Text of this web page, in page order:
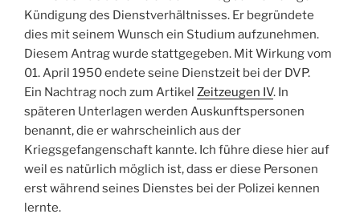
Kündigung des Dienstverhältnisses. Er begründete
dies mit seinem Wunsch ein Studium aufzunehmen.
Diesem Antrag wurde stattgegeben. Mit Wirkung vom
01. April 1950 endete seine Dienstzeit bei der DVP.
Ein Nachtrag noch zum Artikel Zeitzeugen IV. In
späteren Unterlagen werden Auskunftspersonen
benannt, die er wahrscheinlich aus der
Kriegsgefangenschaft kannte. Ich führe diese hier auf
weil es natürlich möglich ist, dass er diese Personen
erst während seines Dienstes bei der Polizei kennen
lernte.